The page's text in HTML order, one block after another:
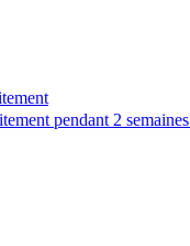
pendant 2 semaines